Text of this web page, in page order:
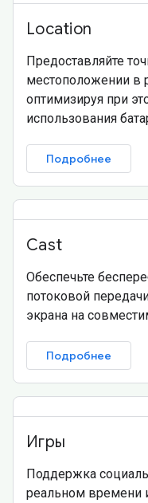
Location
Предоставляйте
местоположении в
оптимизируя при
использования
Подробнее
Cast
Обеспечьте
потоковой
экрана на
Подробнее
Игры
Поддержка
реальном времени